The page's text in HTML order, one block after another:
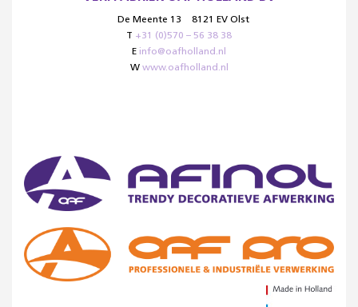
De Meente 13
8121 EV Olst
T +31 (0)570 – 56 38 38
E info@oafholland.nl
W www.oafholland.nl